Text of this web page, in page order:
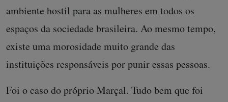
ambiente hostil para as mulheres em todos os
espaços da sociedade brasileira. Ao mesmo tempo,
existe uma morosidade muito grande das
instituições responsáveis por punir essas pessoas.
Foi o caso do próprio Marçal. Tudo bem que foi